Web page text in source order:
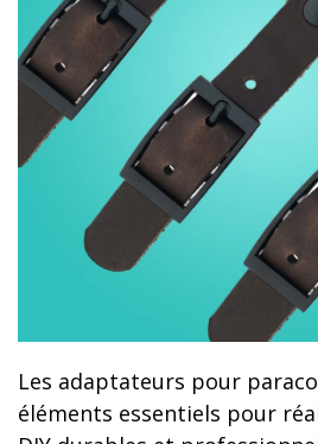
Les adaptateurs pour
éléments essentiels pour